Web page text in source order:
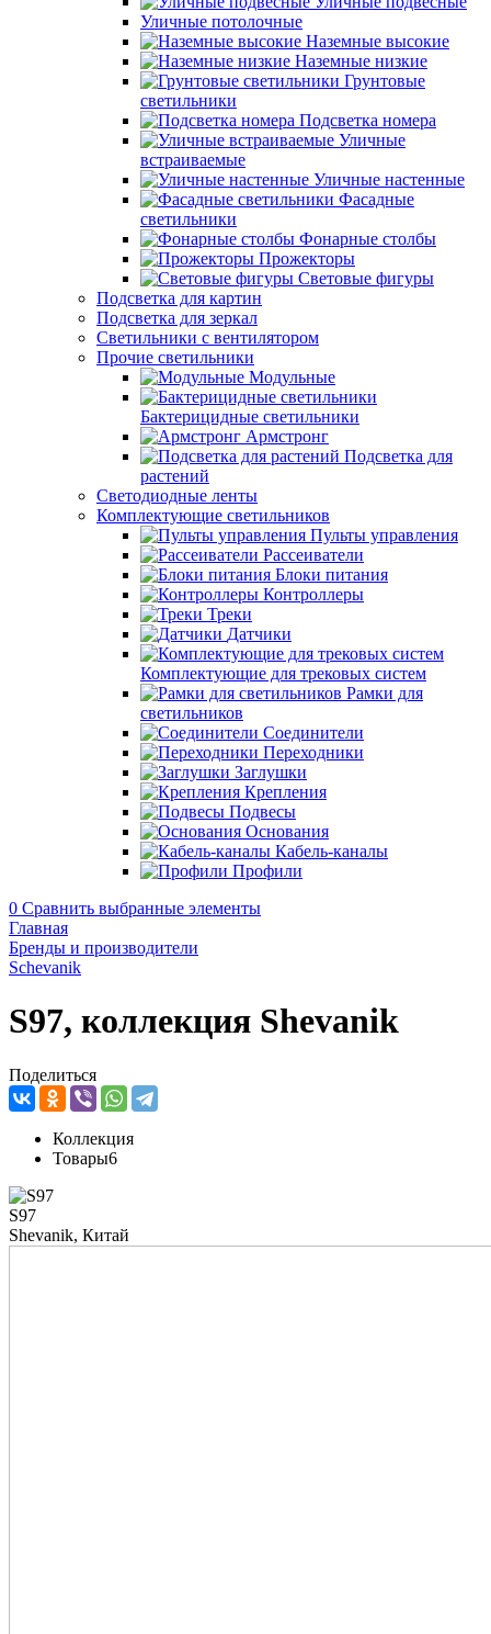
Уличные потолочные
Наземные высокие
Наземные низкие
Грунтовые
светильники
Подсветка номера
Уличные
встраиваемые
Уличные настенные
Фасадные
светильники
Фонарные столбы
Прожекторы
Световые фигуры
Подсветка для картин
Подсветка для зеркал
Светильники с вентилятором
Прочие светильники
Модульные
Бактерицидные светильники
Армстронг
Подсветка для
растений
Светодиодные ленты
Комплектующие светильников
Пульты управления
Рассеиватели
Блоки питания
Контроллеры
Треки
Датчики
Комплектующие для трековых систем
Рамки для
светильников
Соединители
Переходники
Заглушки
Крепления
Подвесы
Основания
Кабель-каналы
Профили
0 Сравнить выбранные элементы
Главная
Бренды и производители
Schevanik
S97, коллекция Shevanik
Поделиться
Коллекция
Товары6
S97
Shevanik, Китай